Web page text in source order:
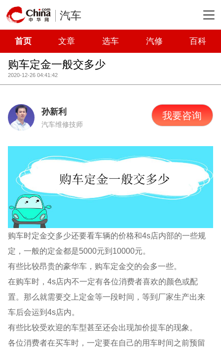
汽车
首页 文章 选车 汽修 百科
购车定金一般交多少
2020-12-26 04:41:42
孙新利
汽车维修技师
我要咨询
购车时定金交多少还要看车辆的价格和4s店内部的一些规
定，一般的定金都是5000元到10000元。
有些比较昂贵的豪华车，购车定金交的会多一些。
在购车时，4s店内不一定有各位消费者喜欢的颜色或配
置。那么就需要交上定金等一段时间，等到厂家生产出来
车后会运到4s店内。
有些比较受欢迎的车型甚至还会出现加价提车的现象。
各位消费者在买车时，一定要在自己的用车时间之前预留